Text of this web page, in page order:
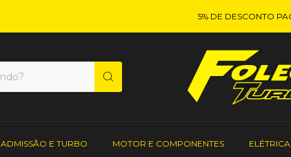
5% DE DESCONTO
ADMISSÃO E TURBO MOTOR E COMPONENTES